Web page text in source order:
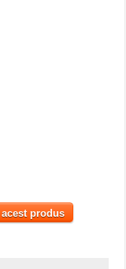
produs